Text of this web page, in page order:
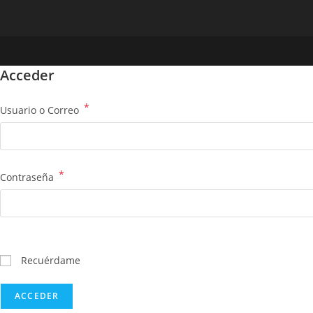
Acceder
Usuario o Correo *
Contraseña *
Recuérdame